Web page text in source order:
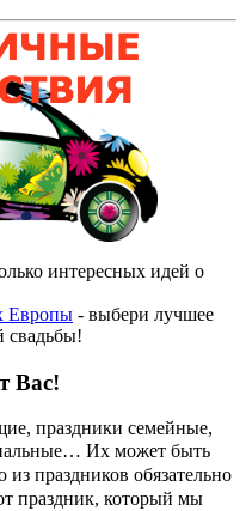
интересных идей о
Европы - выбери лучшее
свадьбы!
Вас!
праздники семейные,
Их может быть
из праздников обязательно
праздник, который мы